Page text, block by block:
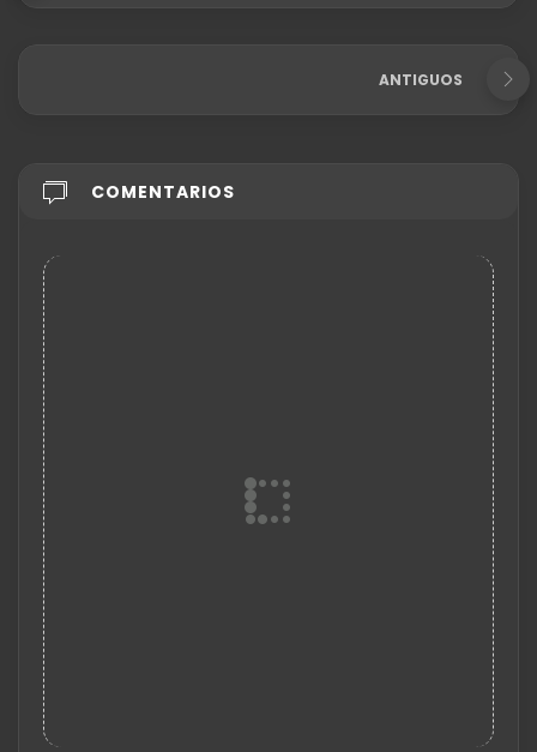
ANTIGUOS
COMENTARIOS